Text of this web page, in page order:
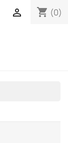
shopping_cart (0)
